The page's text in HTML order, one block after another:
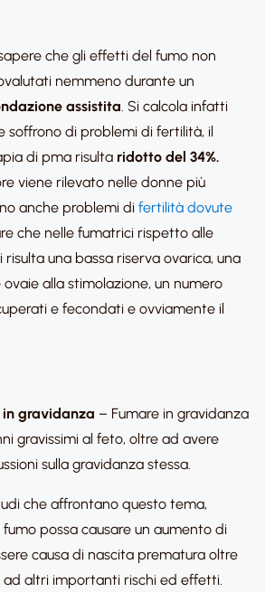
che gli effetti del fumo non
nemmeno durante un
assistita. Si calcola infatti
soffrono di problemi di fertilità, il
di pma risulta ridotto del 34%.
viene rilevato nelle donne più
anche problemi di fertilità dovute
che nelle fumatrici rispetto alle
una bassa riserva ovarica, una
alla stimolazione, un numero
e fecondati e ovviamente il
gravidanza – Fumare in gravidanza
gravissimi al feto, oltre ad avere
sulla gravidanza stessa.
che affrontano questo tema,
possa causare un aumento di
causa di nascita prematura oltre
ad altri importanti rischi ed effetti.